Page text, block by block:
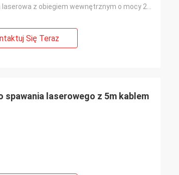
Się Teraz
spawania laserowego z 5m kablem